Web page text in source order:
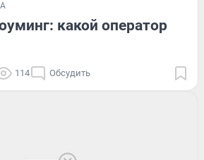
какой оператор
114 Обсудить